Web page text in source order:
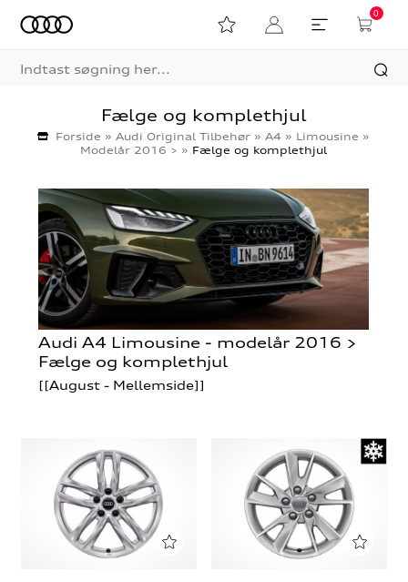
0
Fælge og komplethjul
Forside »Audi Original Tilbehør »A4 » Limousine »
Modelår 2016 > » Fælge og komplethjul
Audi A4 Limousine - modelår 2016 >
Fælge og komplethjul
[[August - Mellemside]]